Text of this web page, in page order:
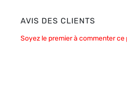
AVIS DES CLIENTS
Soyez le premier à commenter ce